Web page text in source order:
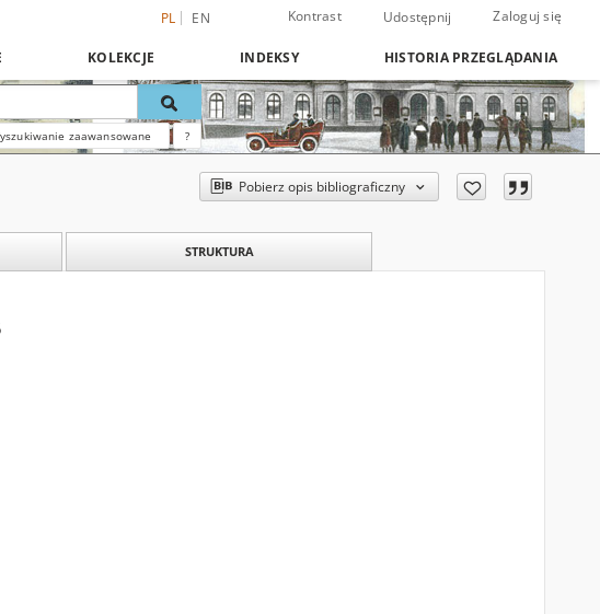
PL EN Kontrast Udostępnij Zaloguj się
KOLEKCJE INDEKSY HISTORIA PRZEGLĄDANIA
zaawansowane ?
Pobierz opis bibliograficzny
STRUKTURA